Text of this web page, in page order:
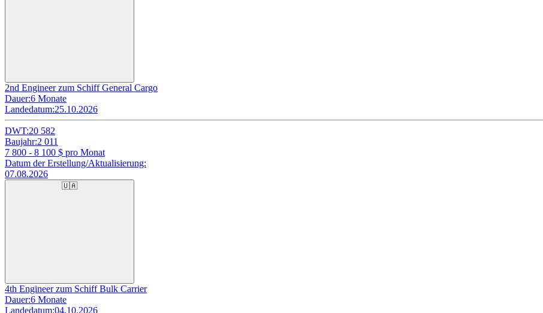
2nd Engineer zum Schiff General Cargo
Dauer:6 Monate
Landedatum:25.10.2026
DWT:20 582
Baujahr:2 011
7 800 - 8 100 $ pro Monat
Datum der Erstellung/Aktualisierung:
07.08.2026
🇺🇦
4th Engineer zum Schiff Bulk Carrier
Dauer:6 Monate
Landedatum:04.10.2026